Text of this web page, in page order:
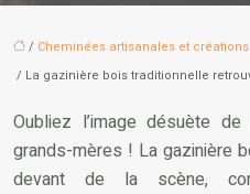
/ Cheminées artisanales et créations
/ La gazinière bois traditionnelle
Oubliez l’image désuète
grands-mères ! La gazinière
devant de la scène,